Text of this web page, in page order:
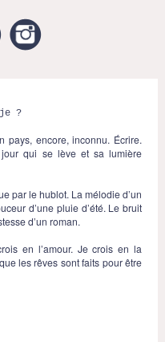
Twitter
?
pays, encore, inconnu. Écrire.
jour qui se lève et sa lumière
par le hublot. La mélodie d’un
d’une pluie d’été. Le bruit
d’un roman.
en l’amour. Je crois en la
les rêves sont faits pour être